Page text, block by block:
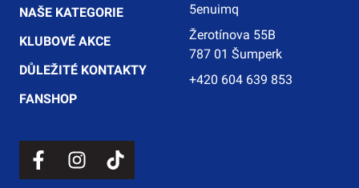
NAŠE KATEGORIE
KLUBOVÉ AKCE
DŮLEŽITÉ KONTAKTY
FANSHOP
5enuimq
Žerotínova 55B
787 01 Šumperk
+420 604 639 853